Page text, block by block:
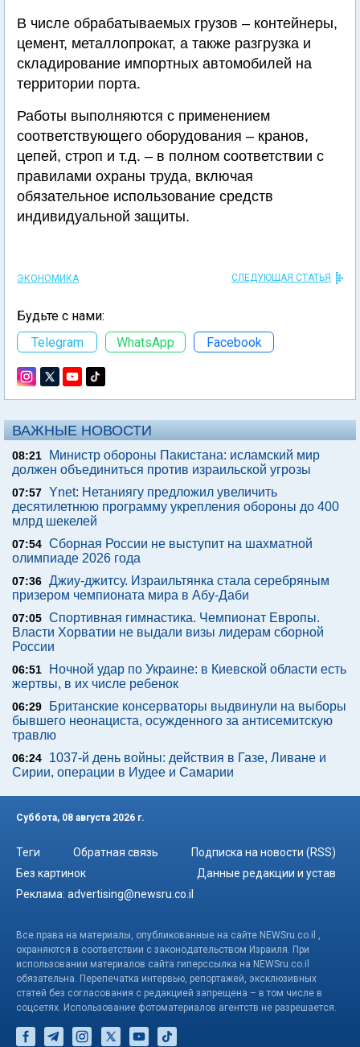
В числе обрабатываемых грузов – контейнеры,
цемент, металлопрокат, а также разгрузка и
складирование импортных автомобилей на
территории порта.
Работы выполняются с применением
соответствующего оборудования – кранов,
цепей, строп и т.д. – в полном соответствии с
правилами охраны труда, включая
обязательное использование средств
индивидуальной защиты.
ЭКОНОМИКА СЛЕДУЮЩАЯ СТАТЬЯ
Будьте с нами:
Telegram
WhatsApp Facebook
ВАЖНЫЕ НОВОСТИ
08:21
Министр обороны Пакистана: исламский мир
должен объединиться против израильской угрозы
07:57 Ynet: Нетаниягу предложил увеличить
десятилетнюю программу укрепления обороны до 400
млрд шекелей
07:54 Сборная России не выступит на шахматной
олимпиаде 2026 года
07:36 Джиу-джитсу. Израильтянка стала серебряным
призером чемпионата мира в Абу-Даби
07:05 Спортивная гимнастика. Чемпионат Европы.
Власти Хорватии не выдали визы лидерам сборной
России
06:51
Ночной удар по Украине: в Киевской области есть
жертвы, в их числе ребенок
06:29
Британские консерваторы выдвинули на выборы
бывшего неонациста, осужденного за антисемитскую
травлю
06:24
1037-й день войны: действия в Газе, Ливане и
Сирии, операции в Иудее и Самарии
Суббота, 08 августа 2026 г.
Теги Обратная связь
Подписка на новости (RSS)
Без картинок
Данные редакции и устав
Реклама: advertising@newsru.co.il
Все права на материалы, опубликованные на сайте NEWSru.co.il ,
охраняются в соответствии с законодательством Израиля. При
использовании материалов сайта гиперссылка на NEWSru.co.il
обязательна. Перепечатка интервью, репортажей, эксклюзивных
статей без согласования с редакцией запрещена – в том числе в
соцсетях. Использование фотоматериалов агентств не разрешается.